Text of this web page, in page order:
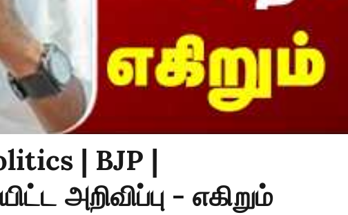
| BJP |
அறிவிப்பு - எகிறும்